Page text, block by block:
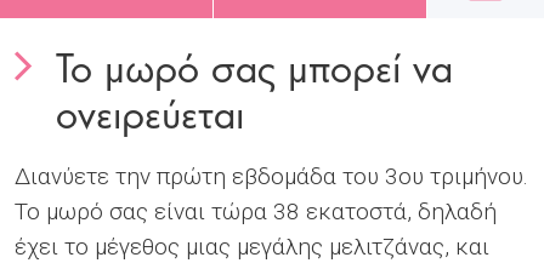
Το μωρό σας μπορεί να
ονειρεύεται
Διανύετε την πρώτη εβδομάδα του 3ου τριμήνου.
Το μωρό σας είναι τώρα 38 εκατοστά, δηλαδή
έχει το μέγεθος μιας μεγάλης μελιτζάνας, και